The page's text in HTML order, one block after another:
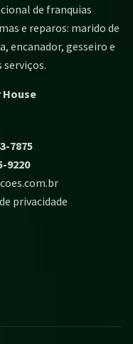
de franquias
e reparos: marido de
encanador, gesseiro e
serviços.
House
7875
9220
privacidade